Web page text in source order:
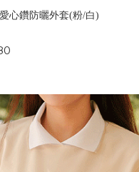
心鑽防曬外套(粉/白)